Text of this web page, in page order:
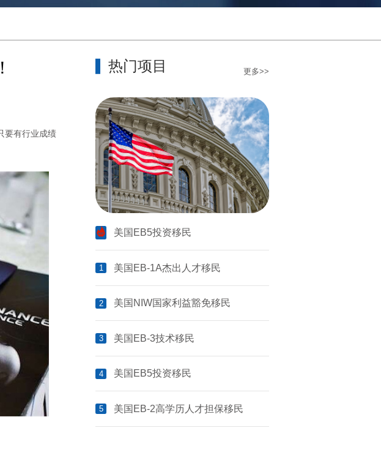
要有行业成绩
热门项目 更多>>
美国EB5投资移民
1 美国EB-1A杰出人才移民
2 美国NIW国家利益豁免移民
3 美国EB-3技术移民
4 美国EB5投资移民
5 美国EB-2高学历人才担保移民